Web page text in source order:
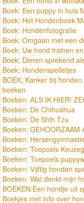
Boek: Een puppy in huis
Boek: Het Hondenboek
Boek: Hondenfotografie
Boek: Omgaan met een
Boek: Uw hond trainen
Boek; Dieren sprekend
Boek; Hondenspelletjes
BOEK; Kanker bij
boeken
Boeken: ALS IK HIER!
Boeken: De Chihuahua
Boeken: De Shih Tzu
Boeken: GEHOORZAAM
Boeken:
Boeken: Toepoels
Boeken: Toepoels
Boeken: Vijftig honden
Boeken: Wat denkt mijn
BOEKEN:Een hondje uit
Boekjes met info over